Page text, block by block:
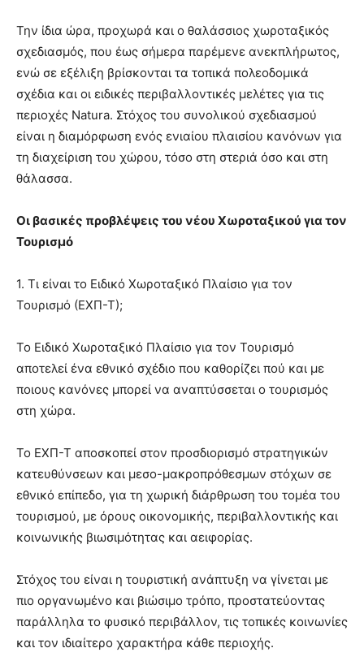
Την ίδια ώρα, προχωρά και ο θαλάσσιος χωροταξικός
σχεδιασμός, που έως σήμερα παρέμενε ανεκπλήρωτος,
ενώ σε εξέλιξη βρίσκονται τα τοπικά πολεοδομικά
σχέδια και οι ειδικές περιβαλλοντικές μελέτες για τις
περιοχές Natura. Στόχος του συνολικού σχεδιασμού
είναι η διαμόρφωση ενός ενιαίου πλαισίου κανόνων για
τη διαχείριση του χώρου, τόσο στη στεριά όσο και στη
θάλασσα.
Οι βασικές προβλέψεις του νέου Χωροταξικού για τον
Τουρισμό
1. Τι είναι το Ειδικό Χωροταξικό Πλαίσιο για τον
Τουρισμό (ΕΧΠ-Τ);
Το Ειδικό Χωροταξικό Πλαίσιο για τον Τουρισμό
αποτελεί ένα εθνικό σχέδιο που καθορίζει πού και με
ποιους κανόνες μπορεί να αναπτύσσεται ο τουρισμός
στη χώρα.
To ΕΧΠ-Τ αποσκοπεί στον προσδιορισμό στρατηγικών
κατευθύνσεων και μεσο-μακροπρόθεσμων στόχων σε
εθνικό επίπεδο, για τη χωρική διάρθρωση του τομέα του
τουρισμού, με όρους οικονομικής, περιβαλλοντικής και
κοινωνικής βιωσιμότητας και αειφορίας.
Στόχος του είναι η τουριστική ανάπτυξη να γίνεται με
πιο οργανωμένο και βιώσιμο τρόπο, προστατεύοντας
παράλληλα το φυσικό περιβάλλον, τις τοπικές κοινωνίες
και τον ιδιαίτερο χαρακτήρα κάθε περιοχής.